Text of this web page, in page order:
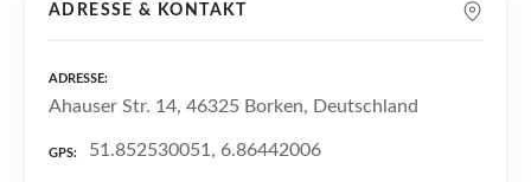
ADRESSE & KONTAKT
ADRESSE
Ahauser Str. 14, 46325 Borken, Deutschland
GPS 51.852530051, 6.86442006